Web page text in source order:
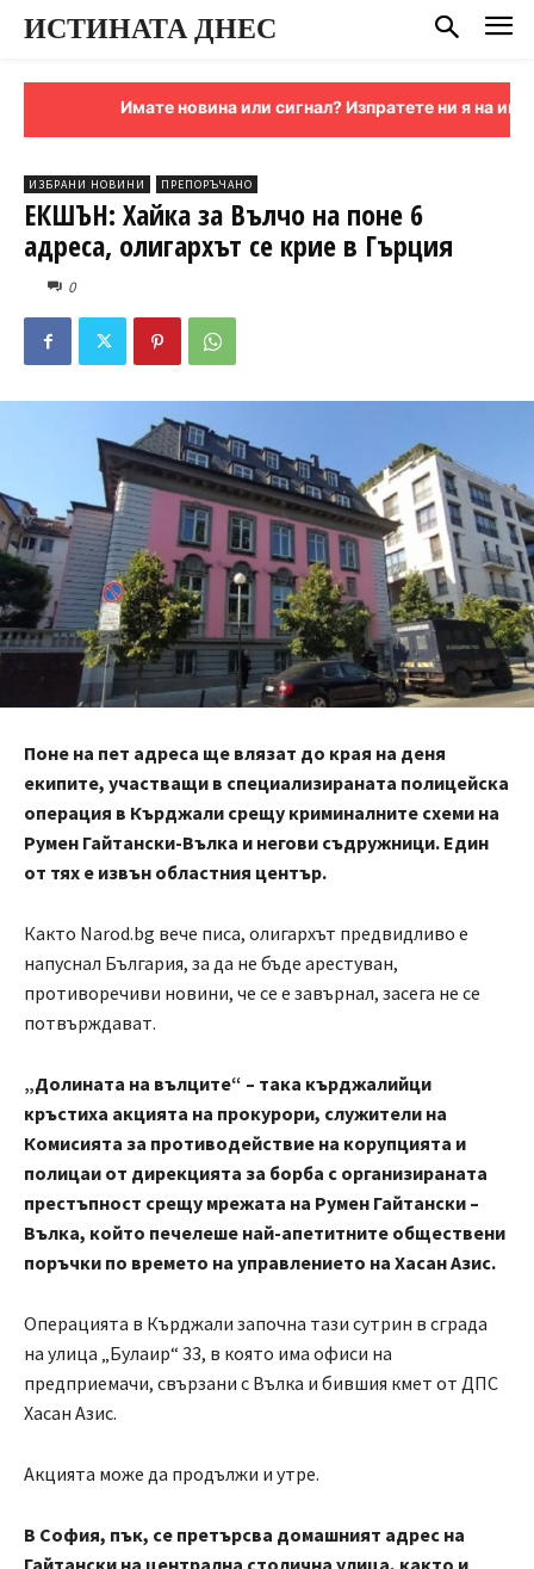
ИСТИНАТА ДНЕС
Имате новина или сигнал? Изпратете ни я на имейл:
ИЗБРАНИ НОВИНИ ПРЕПОРЪЧАНО
ЕКШЪН: Хайка за Вълчо на поне 6
адреса, олигархът се крие в Гърция
0
Поне на пет адреса ще влязат до края на деня
екипите, участващи в специализираната полицейска
операция в Кърджали срещу криминалните схеми на
Румен Гайтански-Вълка и негови съдружници. Един
от тях е извън областния център.
Както Narod.bg вече писа, олигархът предвидливо е
напуснал България, за да не бъде арестуван,
противоречиви новини, че се е завърнал, засега не се
потвърждават.
„Долината на вълците“ – така кърджалийци
кръстиха акцията на прокурори, служители на
Комисията за противодействие на корупцията и
полицаи от дирекцията за борба с организираната
престъпност срещу мрежата на Румен Гайтански –
Вълка, който печелеше най-апетитните обществени
поръчки по времето на управлението на Хасан Азис.
Операцията в Кърджали започна тази сутрин в сграда
на улица „Булаир“ 33, в която има офиси на
предприемачи, свързани с Вълка и бившия кмет от ДПС
Хасан Азис.
Акцията може да продължи и утре.
В София, пък, се претърсва домашният адрес на